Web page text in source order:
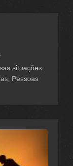
situações,
Pessoas